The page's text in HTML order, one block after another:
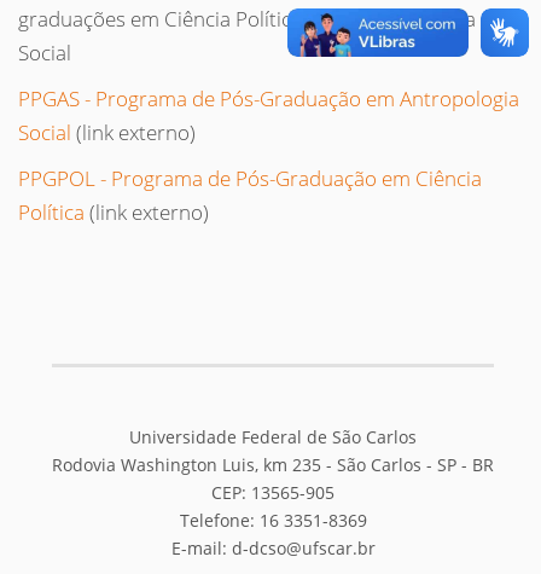
graduações em Ciência Política e em Antropologia
Social
PPGAS - Programa de Pós-Graduação em Antropologia
Social (link externo)
PPGPOL - Programa de Pós-Graduação em Ciência
Política (link externo)
Universidade Federal de São Carlos
Rodovia Washington Luis, km 235 - São Carlos - SP - BR
CEP: 13565-905
Telefone: 16 3351-8369
E-mail: d-dcso@ufscar.br